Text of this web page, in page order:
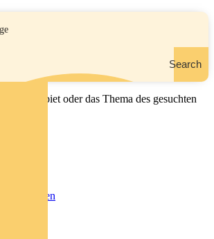
Search
das Gebiet oder das Thema des gesuchten
Kinder
und zahlen